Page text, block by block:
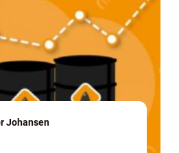
Johansen